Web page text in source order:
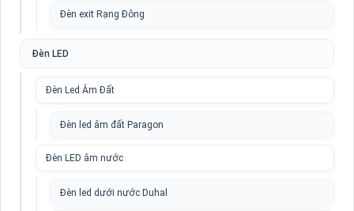
Đèn exit Rạng Đông
Đèn LED
Đèn Led Âm Đất
Đèn led âm đất Paragon
Đèn LED âm nước
Đèn led dưới nước Duhal